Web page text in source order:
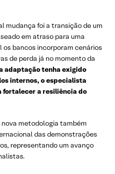
mudança foi a transição de um
em atraso para uma
bancos incorporam cenários
de perda já no momento da
adaptação tenha exigido
internos, o especialista
fortalecer a resiliência do
metodologia também
das demonstrações
representando um avanço